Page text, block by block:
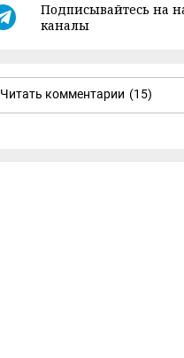
Подписывайтесь на
каналы
Читать комментарии (15)